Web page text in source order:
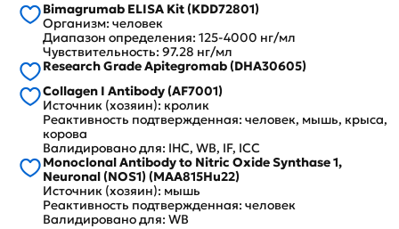
Bimagrumab ELISA Kit (KDD72801)
Организм: человек
Диапазон определения: 125-4000 нг/мл
Чувствительность: 97.28 нг/мл
Research Grade Apitegromab (DHA30605)
Collagen I Antibody (AF7001)
Источник (хозяин): кролик
Реактивность подтвержденная: человек, мышь, крыса,
корова
Валидировано для: IHC, WB, IF, ICC
Monoclonal Antibody to Nitric Oxide Synthase 1,
Neuronal (NOS1) (MAA815Hu22)
Источник (хозяин): мышь
Реактивность подтвержденная: человек
Валидировано для: WB